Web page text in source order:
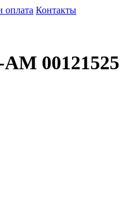
оплата Контакты
00121525